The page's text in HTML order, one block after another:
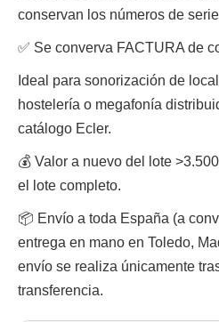
conservan los números de
✅ Se converva FACTURA de
Ideal para sonorización de
hostelería o megafonía
catálogo Ecler.
💰 Valor a nuevo del lote
el lote completo.
📦 Envío a toda España (a
entrega en mano en Toledo,
envío se realiza únicamente
transferencia.